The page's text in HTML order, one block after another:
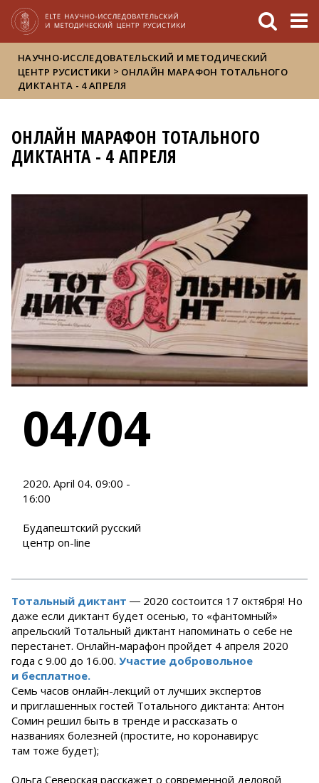
НАУЧНО-ИССЛЕДОВАТЕЛЬСКИЙ И МЕТОДИЧЕСКИЙ
ЦЕНТР РУСИСТИКИ > ОНЛАЙН МАРАФОН ТОТАЛЬНОГО
ДИКТАНТА - 4 АПРЕЛЯ
ОНЛАЙН МАРАФОН ТОТАЛЬНОГО
ДИКТАНТА - 4 АПРЕЛЯ
04/04
2020. April 04. 09:00 -
16:00
Будапештский русский
центр on-line
Тотальный диктант ― 2020 состоится 17 октября! Но
даже если диктант будет осенью, то «фантомный»
апрельский Тотальный диктант напоминать о себе не
перестанет. Онлайн-марафон пройдет 4 апреля 2020
года с 9.00 до 16.00. Участие добровольное
и бесплатное.
Семь часов онлайн-лекций от лучших экспертов
и приглашенных гостей Тотального диктанта: Антон
Сомин решил быть в тренде и рассказать о
названиях болезней (простите, но коронавирус
там тоже будет);
Ольга Северская расскажет о современной деловой